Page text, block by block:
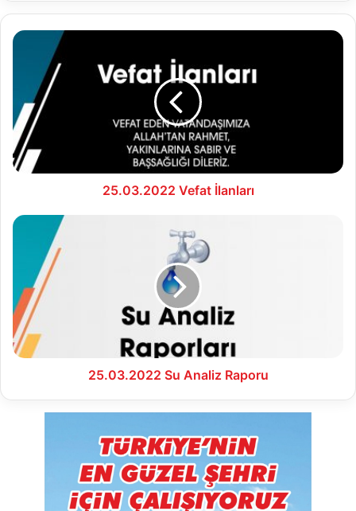
25.03.2022
25.03.2022 Vefat İlanları
25.03.2022
Raporu
25.03.2022 Su Analiz Raporu